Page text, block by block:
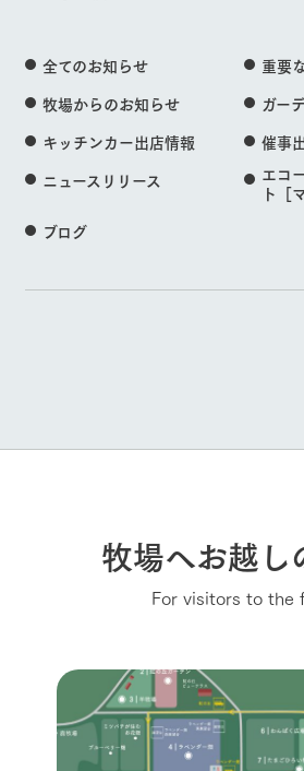
全てのお知らせ
重要
牧場からのお知らせ
ガー
キッチンカー出店情報
催事
ニュースリリース
エコ
ト［
ブログ
牧場へお越し
For visitors to the